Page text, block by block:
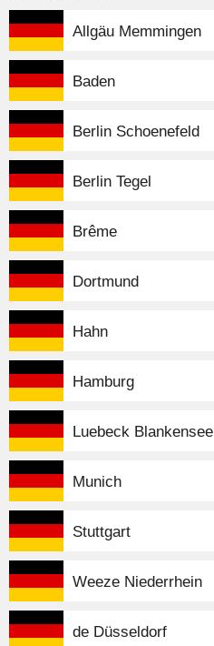
Allgäu Memmingen
Baden
Berlin Schoenefeld
Berlin Tegel
Brême
Dortmund
Hahn
Hamburg
Luebeck Blankensee
Munich
Stuttgart
Weeze Niederrhein
de Düsseldorf